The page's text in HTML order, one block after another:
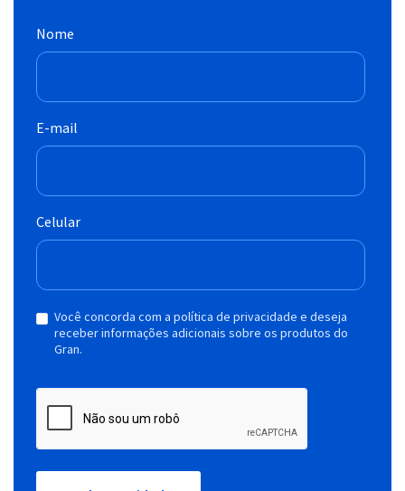
Nome
E-mail
Celular
Você concorda com a política de privacidade e deseja
receber informações adicionais sobre os produtos do
Gran.